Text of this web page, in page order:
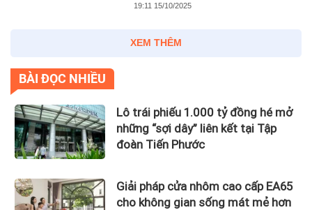
19:11 15/10/2025
XEM THÊM
BÀI ĐỌC NHIỀU
Lô trái phiếu 1.000 tỷ đồng hé mở
những “sợi dây” liên kết tại Tập
đoàn Tiến Phước
Giải pháp cửa nhôm cao cấp EA65
cho không gian sống mát mẻ hơn